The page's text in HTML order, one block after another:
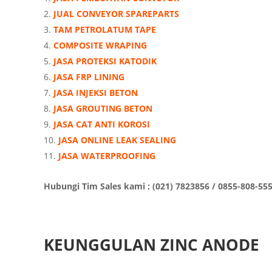
JUAL CONVEYOR SPAREPARTS
TAM PETROLATUM TAPE
COMPOSITE WRAPING
JASA PROTEKSI KATODIK
JASA FRP LINING
JASA INJEKSI BETON
JASA GROUTING BETON
JASA CAT ANTI KOROSI
JASA ONLINE LEAK SEALING
JASA WATERPROOFING
Hubungi Tim Sales kami : (021) 7823856 / 0855-808-
KEUNGGULAN ZINC ANODE